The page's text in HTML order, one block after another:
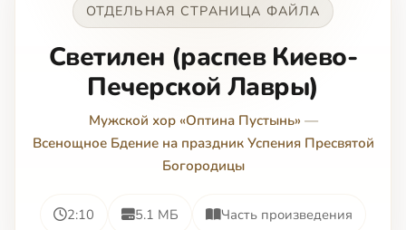
ОТДЕЛЬНАЯ СТРАНИЦА ФАЙЛА
Светилен (распев Киево-
Печерской Лавры)
Мужской хор «Оптина Пустынь» —
Всенощное Бдение на праздник Успения Пресвятой
Богородицы
2:10 5.1 МБ Часть произведения